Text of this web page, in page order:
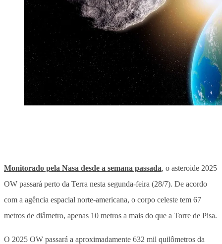
Monitorado pela Nasa desde a semana passada, o asteroide 2025
OW passará perto da Terra nesta segunda-feira (28/7). De acordo
com a agência espacial norte-americana, o corpo celeste tem 67
metros de diâmetro, apenas 10 metros a mais do que a Torre de Pisa.
O 2025 OW passará a aproximadamente 632 mil quilômetros da